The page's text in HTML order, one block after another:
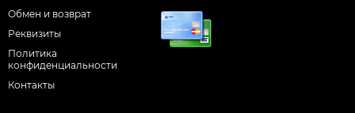
Обмен и возврат
Реквизиты
Политика
конфиденциальности
Контакты